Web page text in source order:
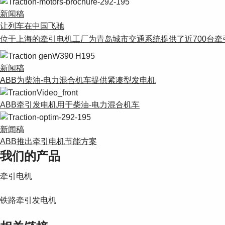
新闻稿
让列车在中国飞驰
位于上海的牵引电机工厂为青岛城市交通系统提供了近700台牵
新闻稿
ABB为柴油-电力混合机车提供紧凑型发电机
ABB牵引发电机用于柴油-电力混合机车
新闻稿
ABB推出牵引电机节能方案
我们的产品
牵引电机
铁路牵引发电机